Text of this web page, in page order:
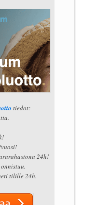
tiedot:
24h!
tilille 24h.